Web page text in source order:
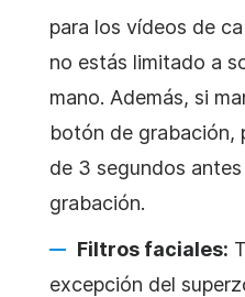
para los vídeos de
no estás limitado a
mano. Además, si
botón de grabación,
de 3 segundos
grabación.
Filtros faciales:
excepción del